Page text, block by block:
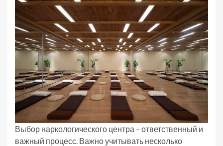
Выбор наркологического центра – ответственный и
важный процесс. Важно учитывать несколько